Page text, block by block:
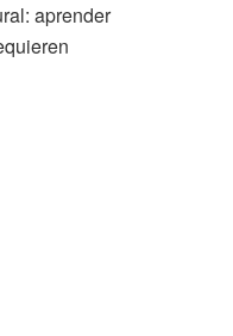
aprender